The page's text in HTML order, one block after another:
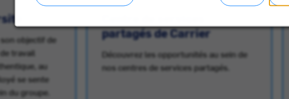
objectif de
travail
au
se sente
du groupe.
partagés de Carrier
Découvrez les opportunités au sein de
nos centres de services partagés.